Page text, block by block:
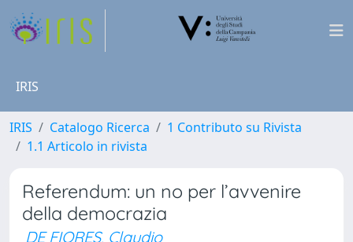
IRIS
IRIS Catalogo Ricerca
1 Contributo su Rivista
1.1 Articolo in rivista
Referendum: un no per l’avvenire
della democrazia
DE FIORES, Claudio